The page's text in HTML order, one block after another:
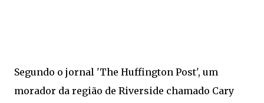
Segundo o jornal 'The Huffington Post', um
morador da região de Riverside chamado Cary